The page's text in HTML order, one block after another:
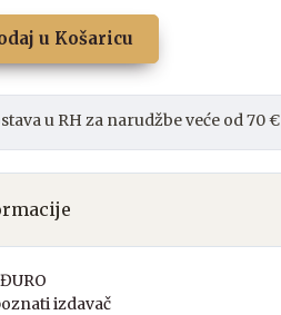
u Košaricu
u RH za narudžbe veće od 70 €
izdavač